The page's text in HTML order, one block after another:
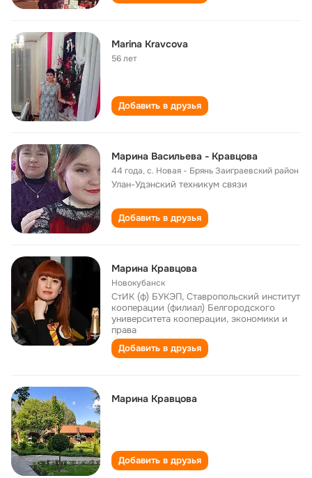
Marina Kravcova
56 лет
Добавить в друзья
Марина Васильева - Кравцова
44 года,с. Новая - Брянь Заиграевский район
Улан-Удэнский техникум связи
Добавить в друзья
Марина Кравцова
Новокубанск
CтИК (ф) БУКЭП, Ставропольский институт
кооперации (филиал) Белгородского
университета кооперации, экономики и
права
Добавить в друзья
Марина Кравцова
Добавить в друзья